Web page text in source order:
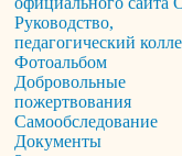
Руководство,
педагогический
Фотоальбом
Добровольные
пожертвования
Самообследование
Документы